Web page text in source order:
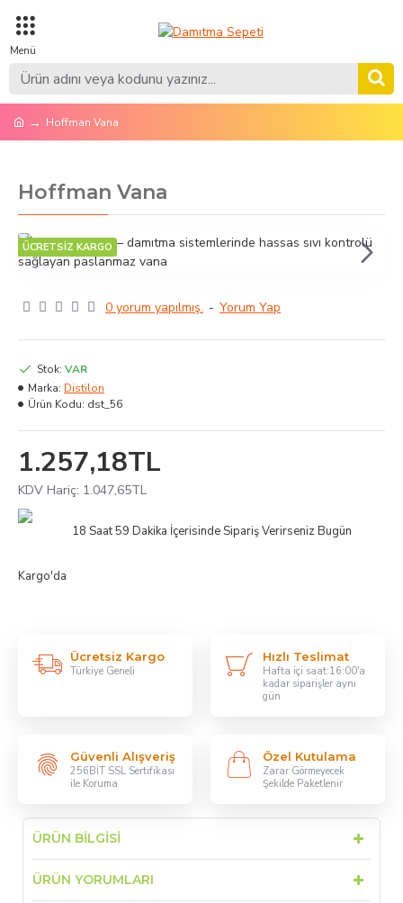
Hoffman Vana
Hoffman Vana
ÜCRETSİZ KARGO
0 yorum yapılmış. - Yorum Yap
1.257,18TL
KDV Hariç: 1.047,65TL
Stok: VAR
Marka: Distilon
Ürün Kodu: dst_56
18 Saat 59 Dakika İçerisinde Sipariş Verirseniz Bugün
Kargo'da
Ücretsiz Kargo
Türkiye Geneli
Hızlı Teslimat
Hafta içi saat:16:00'a
kadar siparişler aynı
gün
Güvenli Alışveriş
256BİT SSL Sertifikası
ile Koruma
Özel Kutulama
Zarar Görmeyecek
Şekilde Paketlenir
ÜRÜN BILGISI
ÜRÜN YORUMLARI